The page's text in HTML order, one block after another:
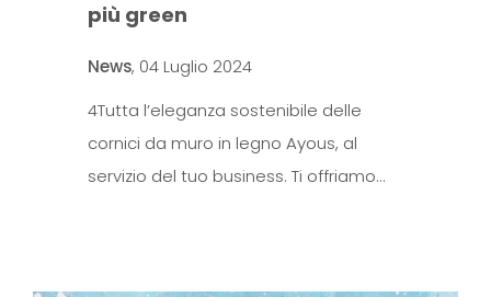
più green
News, 04 Luglio 2024
4Tutta l’eleganza sostenibile delle
cornici da muro in legno Ayous, al
servizio del tuo business. Ti offriamo…